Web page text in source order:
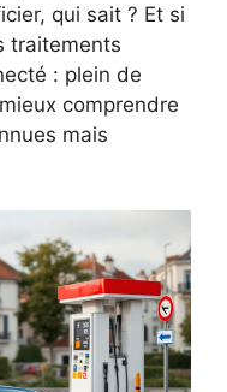
qui sait ? Et si
traitements
: plein de
comprendre
mais